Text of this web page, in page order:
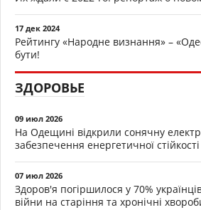
17 дек 2024
Рейтингу «Народне визнання» –
бути!
ЗДОРОВЬЕ
09 июл 2026
На Одещині відкрили сонячну
забезпечення енергетичної
07 июл 2026
Здоров'я погіршилося у 70%
війни на старіння та хронічні